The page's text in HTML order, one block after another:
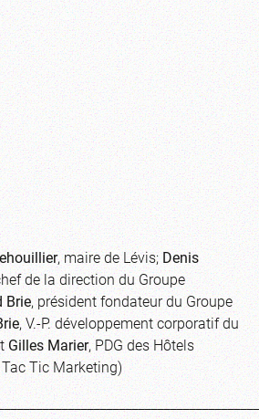
, maire de Lévis;Denis
de la direction du Groupe
Brie, président fondateur du Groupe
, V.-P. développement corporatif du
Gilles Marier, PDG des Hôtels
Tic Marketing)